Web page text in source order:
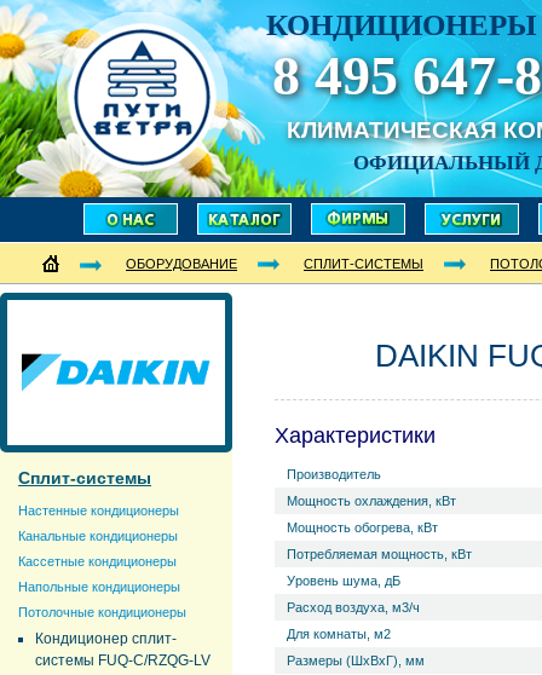
КОНДИЦИОНЕРЫ
8 495 647-
КЛИМАТИЧЕСКАЯ
ОФИЦИАЛЬНЫЙ
ОБОРУДОВАНИЕ СПЛИТ-СИСТЕМЫ
Сплит-системы
Настенные кондиционеры
Канальные кондиционеры
Кассетные кондиционеры
Напольные кондиционеры
Потолочные кондиционеры
Кондиционер сплит-
системы FUQ-C/RZQG-LV
DAIKIN
Характеристики
Производитель
Мощность охлаждения, кВт
Мощность обогрева, кВт
Потребляемая мощность, кВт
Уровень ш­ума, дБ
Расход воздуха, м3/ч
Для комнаты, м2
Размеры (ШхВхГ), мм